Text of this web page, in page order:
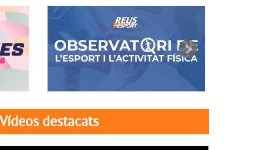
Vídeos destacats